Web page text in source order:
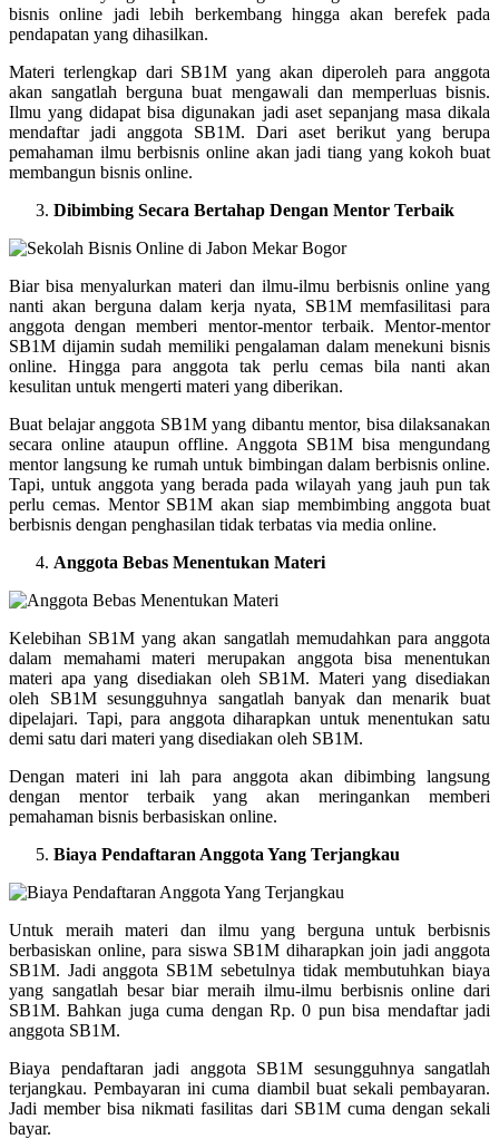
bisnis online jadi lebih berkembang hingga akan berefek pada
pendapatan yang dihasilkan.
Materi terlengkap dari SB1M yang akan diperoleh para anggota
akan sangatlah berguna buat mengawali dan memperluas bisnis.
Ilmu yang didapat bisa digunakan jadi aset sepanjang masa dikala
mendaftar jadi anggota SB1M. Dari aset berikut yang berupa
pemahaman ilmu berbisnis online akan jadi tiang yang kokoh buat
membangun bisnis online.
Dibimbing Secara Bertahap Dengan Mentor Terbaik
Biar bisa menyalurkan materi dan ilmu-ilmu berbisnis online yang
nanti akan berguna dalam kerja nyata, SB1M memfasilitasi para
anggota dengan memberi mentor-mentor terbaik. Mentor-mentor
SB1M dijamin sudah memiliki pengalaman dalam menekuni bisnis
online. Hingga para anggota tak perlu cemas bila nanti akan
kesulitan untuk mengerti materi yang diberikan.
Buat belajar anggota SB1M yang dibantu mentor, bisa dilaksanakan
secara online ataupun offline. Anggota SB1M bisa mengundang
mentor langsung ke rumah untuk bimbingan dalam berbisnis online.
Tapi, untuk anggota yang berada pada wilayah yang jauh pun tak
perlu cemas. Mentor SB1M akan siap membimbing anggota buat
berbisnis dengan penghasilan tidak terbatas via media online.
Anggota Bebas Menentukan Materi
Kelebihan SB1M yang akan sangatlah memudahkan para anggota
dalam memahami materi merupakan anggota bisa menentukan
materi apa yang disediakan oleh SB1M. Materi yang disediakan
oleh SB1M sesungguhnya sangatlah banyak dan menarik buat
dipelajari. Tapi, para anggota diharapkan untuk menentukan satu
demi satu dari materi yang disediakan oleh SB1M.
Dengan materi ini lah para anggota akan dibimbing langsung
dengan mentor terbaik yang akan meringankan memberi
pemahaman bisnis berbasiskan online.
Biaya Pendaftaran Anggota Yang Terjangkau
Untuk meraih materi dan ilmu yang berguna untuk berbisnis
berbasiskan online, para siswa SB1M diharapkan join jadi anggota
SB1M. Jadi anggota SB1M sebetulnya tidak membutuhkan biaya
yang sangatlah besar biar meraih ilmu-ilmu berbisnis online dari
SB1M. Bahkan juga cuma dengan Rp. 0 pun bisa mendaftar jadi
anggota SB1M.
Biaya pendaftaran jadi anggota SB1M sesungguhnya sangatlah
terjangkau. Pembayaran ini cuma diambil buat sekali pembayaran.
Jadi member bisa nikmati fasilitas dari SB1M cuma dengan sekali
bayar.